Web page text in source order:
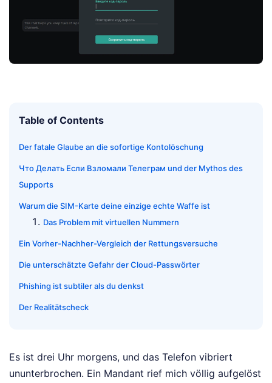
Table of Contents
Der fatale Glaube an die sofortige Kontolöschung
Что Делать Если Взломали Телеграм und der Mythos des
Supports
Warum die SIM-Karte deine einzige echte Waffe ist
Das Problem mit virtuellen Nummern
Ein Vorher-Nachher-Vergleich der Rettungsversuche
Die unterschätzte Gefahr der Cloud-Passwörter
Phishing ist subtiler als du denkst
Der Realitätscheck
Es ist drei Uhr morgens, und das Telefon vibriert
ununterbrochen. Ein Mandant rief mich völlig aufgelöst